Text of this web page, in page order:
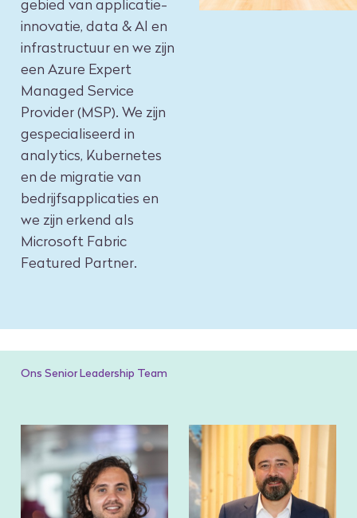
gebied van applicatie-
innovatie, data & AI en
infrastructuur en we zijn
een Azure Expert
Managed Service
Provider (MSP). We zijn
gespecialiseerd in
analytics, Kubernetes
en de migratie van
bedrijfsapplicaties en
we zijn erkend als
Microsoft Fabric
Featured Partner.
Ons Senior Leadership Team